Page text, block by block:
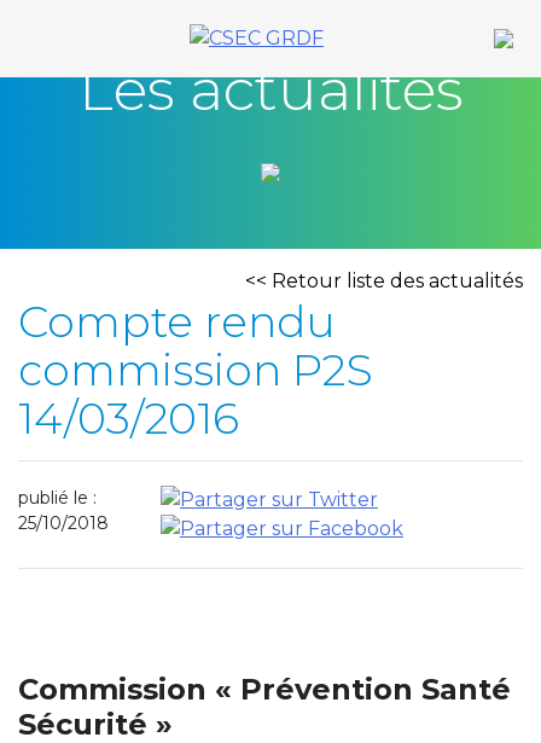
Les actualités
Compte rendu
commission P2S
14/03/2016
<< Retour liste des actualités
publié le :
25/10/2018
Commission « Prévention Santé
Sécurité »